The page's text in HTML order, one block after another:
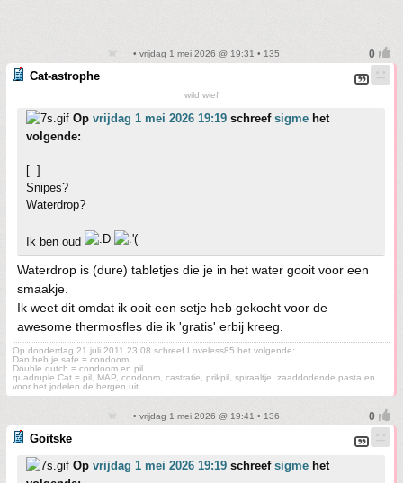
• vrijdag 1 mei 2026 @ 19:31 • 135
Cat-astrophe
wild wief
Op vrijdag 1 mei 2026 19:19 schreef sigme het
volgende:
[..]
Snipes?
Waterdrop?
Ik ben oud
Waterdrop is (dure) tabletjes die je in het water gooit voor een
smaakje.
Ik weet dit omdat ik ooit een setje heb gekocht voor de
awesome thermosfles die ik 'gratis' erbij kreeg.
Op donderdag 21 juli 2011 23:08 schreef Loveless85 het volgende:
Dan heb je safe = condoom
Double dutch = condoom en pil
quadruple Cat = pil, MAP, condoom, castratie, prikpil, spiraaltje, zaaddodende pasta en
voor het jodelen de bergen uit
• vrijdag 1 mei 2026 @ 19:41 • 136
Goitske
Op vrijdag 1 mei 2026 19:19 schreef sigme het